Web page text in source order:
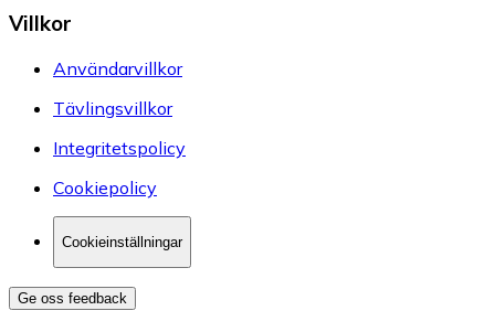
Villkor
Användarvillkor
Tävlingsvillkor
Integritetspolicy
Cookiepolicy
Cookieinställningar
Ge oss feedback